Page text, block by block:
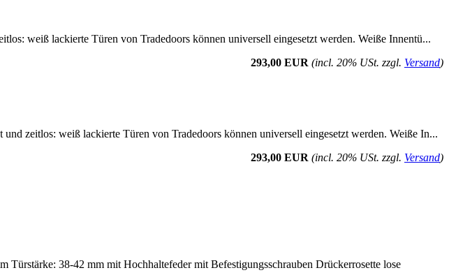
weiß lackierte Türen von Tradedoors können universell eingesetzt werden. Weiße Innentü...
293,00 EUR (incl. 20% USt. zzgl. Versand)
zeitlos: weiß lackierte Türen von Tradedoors können universell eingesetzt werden. Weiße In...
293,00 EUR (incl. 20% USt. zzgl. Versand)
38-42 mm mit Hochhaltefeder mit Befestigungsschrauben Drückerrosette lose